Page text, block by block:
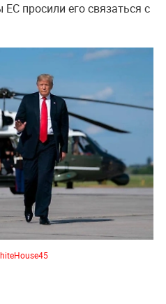
просили его связаться с